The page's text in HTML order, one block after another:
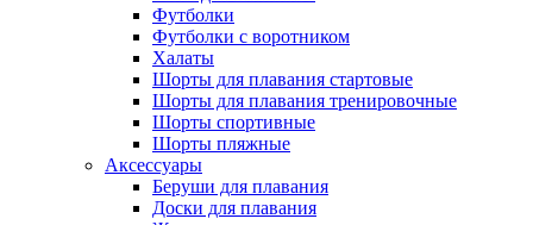
Футболки
Футболки с воротником
Халаты
Шорты для плавания стартовые
Шорты для плавания тренировочные
Шорты спортивные
Шорты пляжные
Аксессуары
Беруши для плавания
Доски для плавания